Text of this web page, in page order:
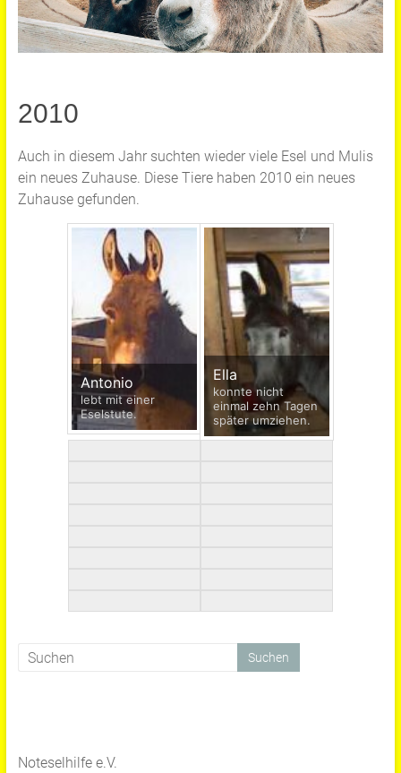
2010
Auch in diesem Jahr suchten wieder viele Esel und Mulis
ein neues Zuhause. Diese Tiere haben 2010 ein neues
Zuhause gefunden.
Antonio
lebt mit einer
Eselstute.
Ella
konnte nicht
einmal zehn Tagen
später umziehen.
Noteselhilfe e.V.